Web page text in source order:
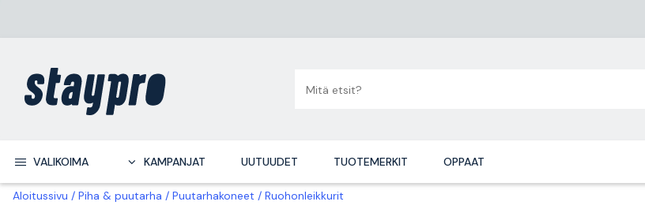
VALIKOIMA KAMPANJAT UUTUUDET TUOTEMERKIT OPPAAT
Aloitussivu Piha & puutarha Puutarhakoneet Ruohonleikkurit